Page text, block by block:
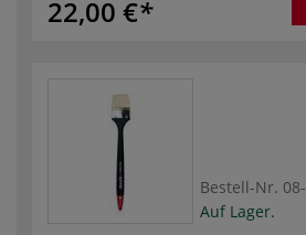
22,00 €
Bestell-Nr.
Auf Lager.